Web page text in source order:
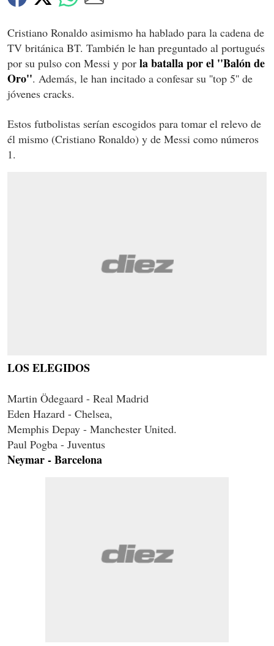
Cristiano Ronaldo asimismo ha hablado para la cadena de
TV británica BT. También le han preguntado al portugués
por su pulso con Messi y por la batalla por el ''Balón de
Oro''. Además, le han incitado a confesar su ''top 5'' de
jóvenes cracks.
Estos futbolistas serían escogidos para tomar el relevo de
él mismo (Cristiano Ronaldo) y de Messi como números
1.
LOS ELEGIDOS
Martin Ödegaard - Real Madrid
Eden Hazard - Chelsea,
Memphis Depay - Manchester United.
Paul Pogba - Juventus
Neymar - Barcelona